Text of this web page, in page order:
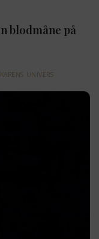
blodmåne på
KARENS UNIVERS